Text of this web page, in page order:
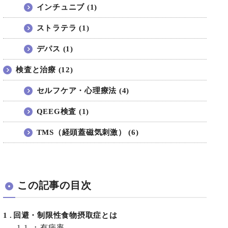
インチュニブ (1)
ストラテラ (1)
デパス (1)
検査と治療 (12)
セルフケア・心理療法 (4)
QEEG検査 (1)
TMS（経頭蓋磁気刺激） (6)
この記事の目次
1
回避・制限性食物摂取症とは